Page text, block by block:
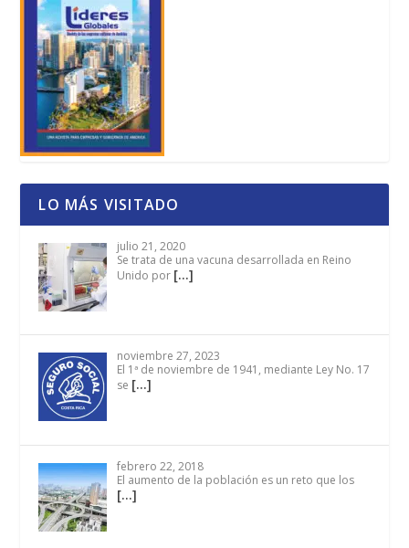
LO MÁS VISITADO
julio 21, 2020
Se trata de una vacuna desarrollada en Reino
Unido por […]
noviembre 27, 2023
El 1ª de noviembre de 1941, mediante Ley No. 17
se […]
febrero 22, 2018
El aumento de la población es un reto que los
[…]